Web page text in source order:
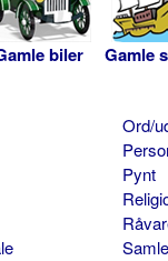
biler Gamle
Ord/
Pynt